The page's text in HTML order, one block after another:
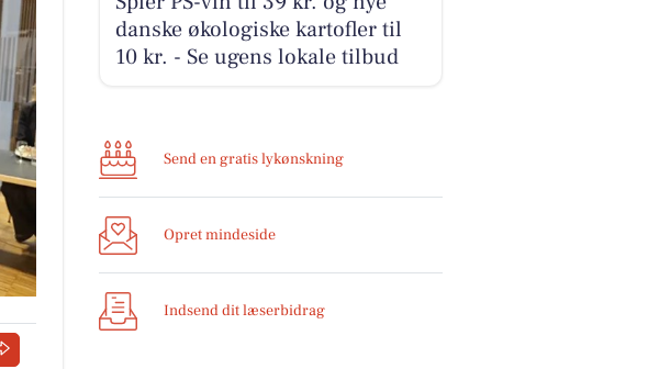
danske økologiske kartofler til
10 kr. - Se ugens lokale tilbud
Send en gratis lykønskning
Opret mindeside
Indsend dit læserbidrag